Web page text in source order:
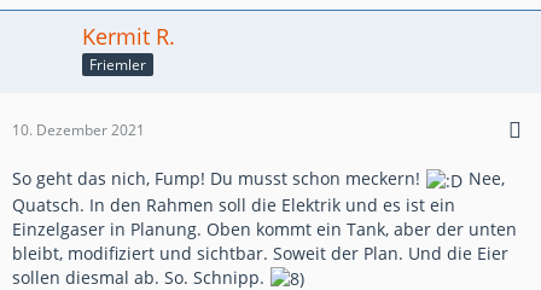
Kermit R.
Friemler
10. Dezember 2021
So geht das nich, Fump! Du musst schon meckern!
Nee,
Quatsch. In den Rahmen soll die Elektrik und es ist ein
Einzelgaser in Planung. Oben kommt ein Tank, aber der unten
bleibt, modifiziert und sichtbar. Soweit der Plan. Und die Eier
sollen diesmal ab. So. Schnipp.